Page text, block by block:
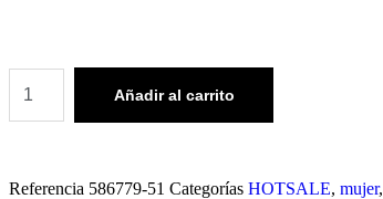
Añadir al carrito
Referencia 586779-51 Categorías HOTSALE, mujer,